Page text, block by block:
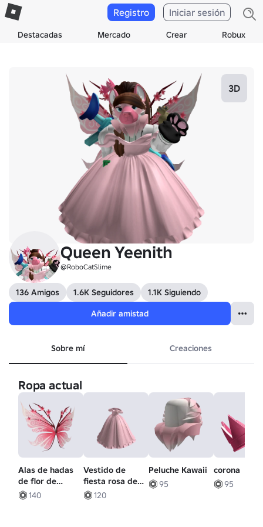
Destacadas Mercado Crear Robux
Registro Iniciar sesión
3D
Queen Yeenith
@RoboCatSlime
136 Amigos 1.6K Seguidores
1.1K Siguiendo
Añadir amistad
Sobre mí Creaciones
Ropa actual
Alas de hadas
de flor de
cerezo
140
Vestido de
fiesta rosa de
princesa
120
Peluche Kawaii
95
corona
95